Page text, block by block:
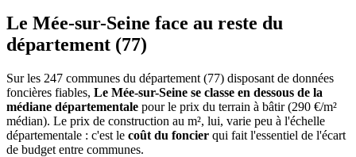
Le Mée-sur-Seine face au reste du
département (77)
Sur les 247 communes du département (77) disposant de données
foncières fiables, Le Mée-sur-Seine se classe en dessous de la
médiane départementale pour le prix du terrain à bâtir (290 €/m²
médian). Le prix de construction au m², lui, varie peu à l'échelle
départementale : c'est le coût du foncier qui fait l'essentiel de l'écart
de budget entre communes.